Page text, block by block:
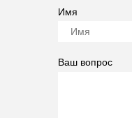
Имя
Ваш вопрос